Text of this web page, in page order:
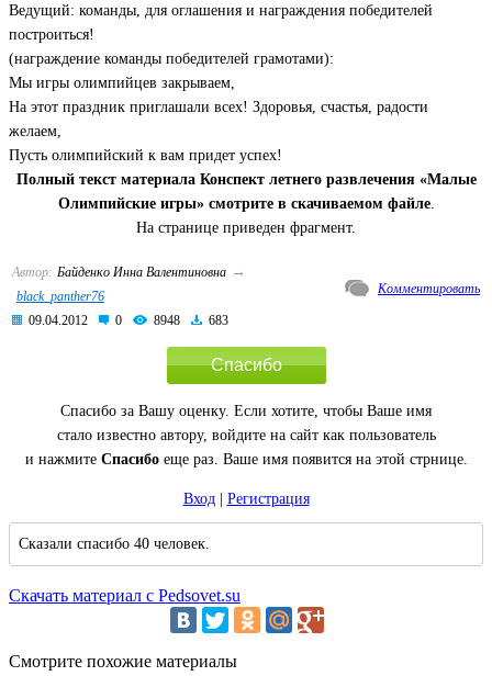
Ведущий: команды, для оглашения и награждения победителей
построиться!
(награждение команды победителей грамотами):
Мы игры олимпийцев закрываем,
На этот праздник приглашали всех! Здоровья, счастья, радости
желаем,
Пусть олимпийский к вам придет успех!
Полный текст материала Конспект летнего развлечения «Малые
Олимпийские игры» смотрите в скачиваемом файле.
На странице приведен фрагмент.
Автор: Байденко Инна Валентиновна →
black_panther76
09.04.2012
0 8948 683
Комментировать
Спасибо
Спасибо за Вашу оценку. Если хотите, чтобы Ваше имя
стало известно автору, войдите на сайт как пользователь
и нажмите Спасибоеще раз. Ваше имя появится на этой стрнице.
Вход| Регистрация
Сказали спасибо 40 человек.
Скачать материал с Pedsovet.su
Смотрите похожие материалы